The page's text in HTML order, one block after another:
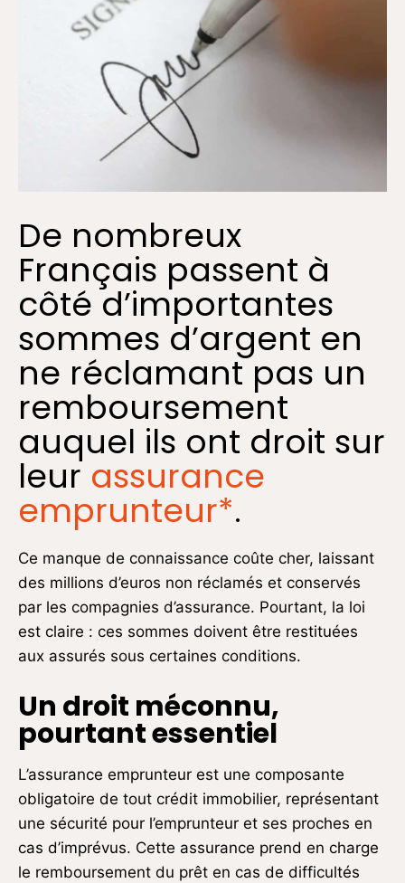
De nombreux
Français passent à
côté d’importantes
sommes d’argent en
ne réclamant pas un
remboursement
auquel ils ont droit sur
leur assurance
emprunteur*.
Ce manque de connaissance coûte cher, laissant
des millions d’euros non réclamés et conservés
par les compagnies d’assurance. Pourtant, la loi
est claire : ces sommes doivent être restituées
aux assurés sous certaines conditions.
Un droit méconnu,
pourtant essentiel
L’assurance emprunteur est une composante
obligatoire de tout crédit immobilier, représentant
une sécurité pour l’emprunteur et ses proches en
cas d’imprévus. Cette assurance prend en charge
le remboursement du prêt en cas de difficultés